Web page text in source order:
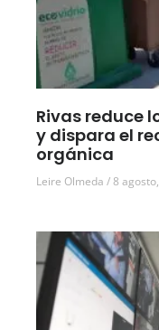
Rivas reduce
y dispara el
orgánica
Leire Olmeda 8